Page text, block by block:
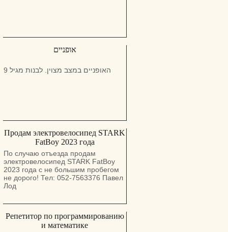
אופניים
האופניים במצב מצוין. לבנות מגיל 9
Продам электровелосипед STARK
FatBoy 2023 года
По случаю отъезда продам
электровелосипед STARK FatBoy
2023 года с не большим пробегом
не дорого! Тел: 052-7563376 Павел
Лод
Репетитор по программированию
и математике